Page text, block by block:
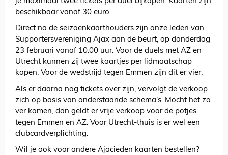
beschikbaar vanaf 30 euro.
Direct na de seizoenkaarthouders zijn onze leden van
Supportersvereniging Ajax aan de beurt, op donderdag
23 februari vanaf 10.00 uur. Voor de duels met AZ en
Utrecht kunnen zij twee kaartjes per lidmaatschap
kopen. Voor de wedstrijd tegen Emmen zijn dit er vier.
Als er daarna nog tickets over zijn, vervolgt de verkoop
zich op basis van onderstaande schema’s. Mocht het zo
ver komen, dan geldt er vrije verkoop voor de potjes
tegen Emmen en AZ. Voor Utrecht-thuis is er wel een
clubcardverplichting.
Wil je ook voor andere Ajacieden kaarten bestellen?